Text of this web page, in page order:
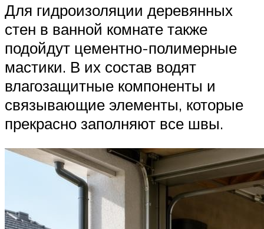
Для гидроизоляции деревянных
стен в ванной комнате также
подойдут цементно-полимерные
мастики. В их состав водят
влагозащитные компоненты и
связывающие элементы, которые
прекрасно заполняют все швы.